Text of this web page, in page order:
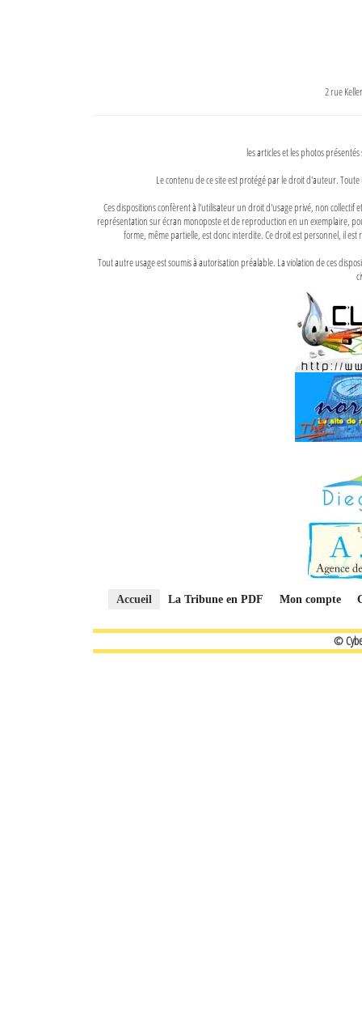
2 rue
les articles et les photos
Le contenu de ce site est protégé par le droit d'auteur.
Ces dispositions confèrent à l'utilisateur un droit d'usage privé, non
représentation sur écran monoposte et de reproduction en un exemplaire,
forme, même partielle, est donc interdite. Ce droit est personnel, il
Tout autre usage est soumis à autorisation préalable. La violation de ces
Accueil La Tribune en PDF Mon compte
©